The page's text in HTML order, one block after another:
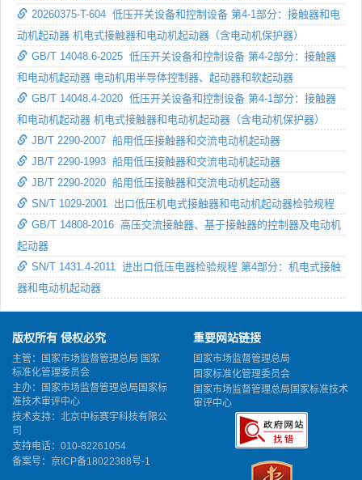
20260375-T-604 低压开关设备和控制设备 第4-1部分：接触器和电
动机起动器 机电式接触器和电动机起动器（含电动机保护器）
GB/T 14048.6-2025 低压开关设备和控制设备 第4-2部分：接触器
和电动机起动器 电动机用半导体控制器、起动器和软起动器
GB/T 14048.4-2020 低压开关设备和控制设备 第4-1部分：接触器
和电动机起动器 机电式接触器和电动机起动器（含电动机保护器）
JB/T 2290-2007 船用低压接触器和交流电动机起动器
JB/T 2290-1993 船用低压接触器和交流电动机起动器
JB/T 2290-2020 船用低压接触器和交流电动机起动器
SN/T 1029-2001 出口低压机电式接触器和电动机起动器检验规程
GB/T 14808-2016 高压交流接触器、基于接触器的控制器及电动机
起动器
SN/T 1431.4-2011 进出口低压电器检验规程 第4部分：机电式接触
器和电动机起动器
版权所有 侵权必究
主管：国家市场监督管理总局 国家
标准化管理委员会
主办：国家市场监督管理总局国家标
准技术审评中心
技术支持：北京中标赛宇科技有限公
司
支持电话：010-82261054
备案号： 京ICP备18022388号-1
重要网站链接
国家市场监督管理总局
国家标准化管理委员会
国家市场监督管理总局国家标准技术
审评中心